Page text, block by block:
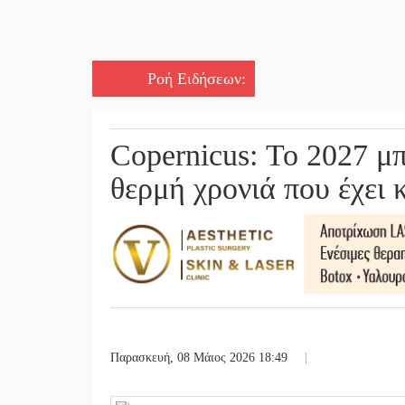
Ροή Ειδήσεων:
Copernicus: Το 2027
θερμή χρονιά που έχει
Παρασκευή, 08 Μάιος 2026 18:49